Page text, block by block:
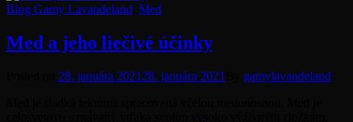
Categories
Blog Gamy Lavandeland Med
Med a jeho liečivé účinky
Posted
28. januára 2021 28. januára 2021
gamylavandeland